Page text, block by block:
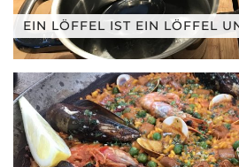
EIN LÖFFEL IST EIN LÖFFEL